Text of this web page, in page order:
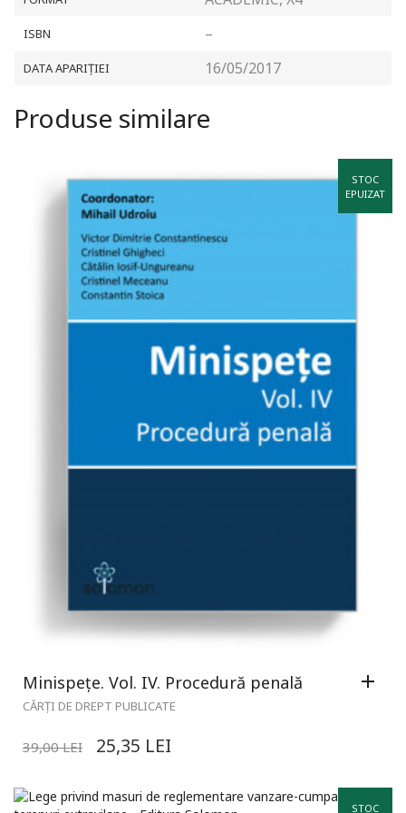
ISBN –
DATA APARIȚIEI 16/05/2017
Produse similare
STOC
EPUIZAT
Minispețe. Vol. IV. Procedură penală
CĂRȚI DE DREPT PUBLICATE
39,00LEI 25,35 LEI
STOC